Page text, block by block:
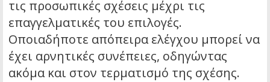
τις προσωπικές σχέσεις μέχρι τις
επαγγελματικές του επιλογές.
Οποιαδήποτε απόπειρα ελέγχου μπορεί να
έχει αρνητικές συνέπειες, οδηγώντας
ακόμα και στον τερματισμό της σχέσης.